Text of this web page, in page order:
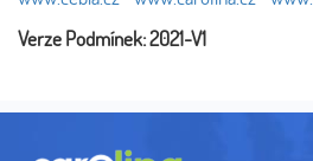
Verze Podmínek: 2021-V1